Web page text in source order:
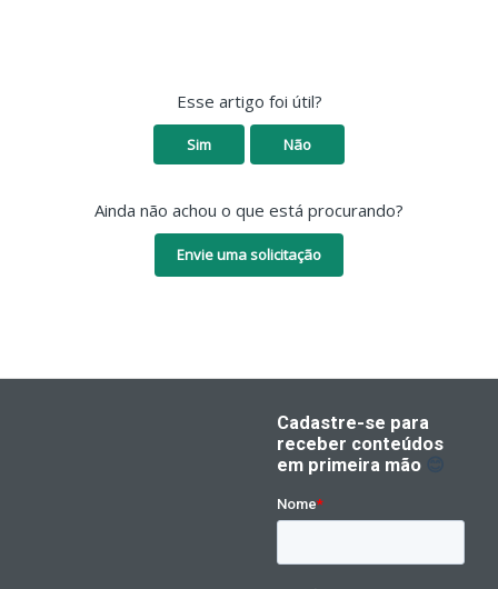
Esse artigo foi útil?
Sim Não
Ainda não achou o que está procurando?
Envie uma solicitação